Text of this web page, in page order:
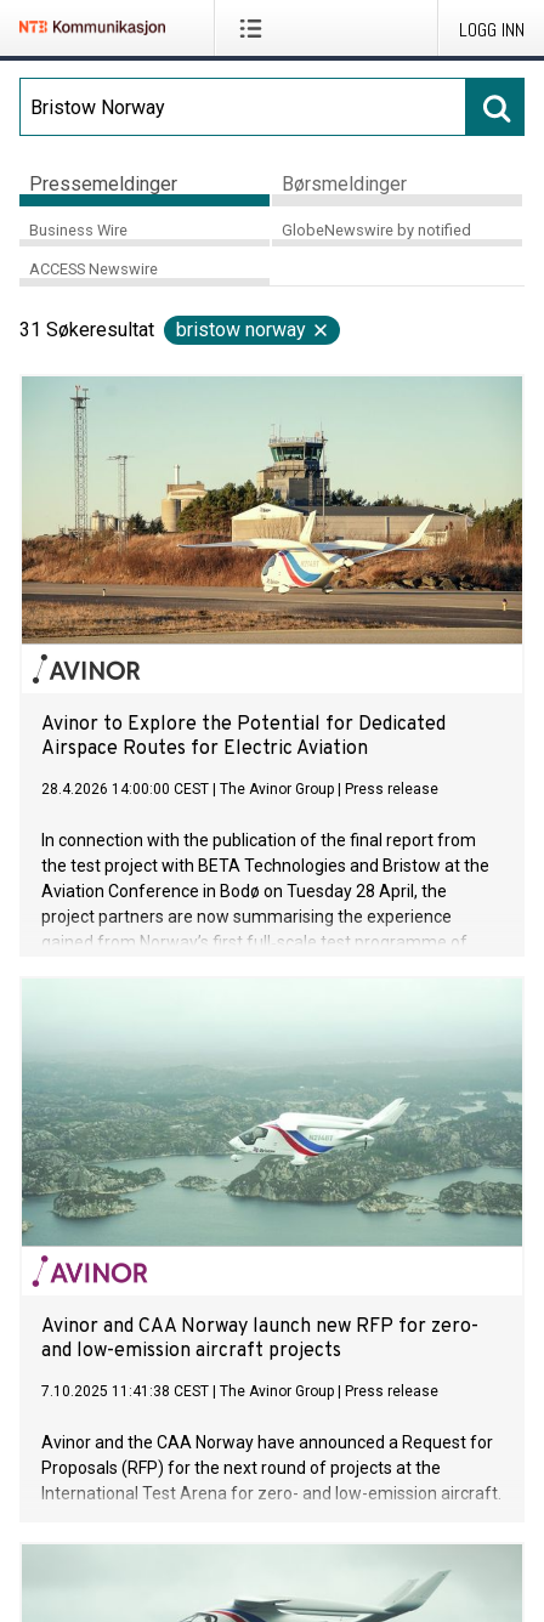
LOGG INN
Pressemeldinger Børsmeldinger
Business Wire GlobeNewswire by notified
ACCESS Newswire
31 Søkeresultat bristow norway
Avinor to Explore the Potential for Dedicated
Airspace Routes for Electric Aviation
28.4.2026 14:00:00 CEST The Avinor Group Press release
In connection with the publication of the final report from
the test project with BETA Technologies and Bristow at the
Aviation Conference in Bodø on Tuesday 28 April, the
project partners are now summarising the experience
gained from Norway’s first full‑scale test programme of
Avinor and CAA Norway launch new RFP for zero-
and low-emission aircraft projects
7.10.2025 11:41:38 CEST The Avinor Group Press release
Avinor and the CAA Norway have announced a Request for
Proposals (RFP) for the next round of projects at the
International Test Arena for zero- and low-emission aircraft.